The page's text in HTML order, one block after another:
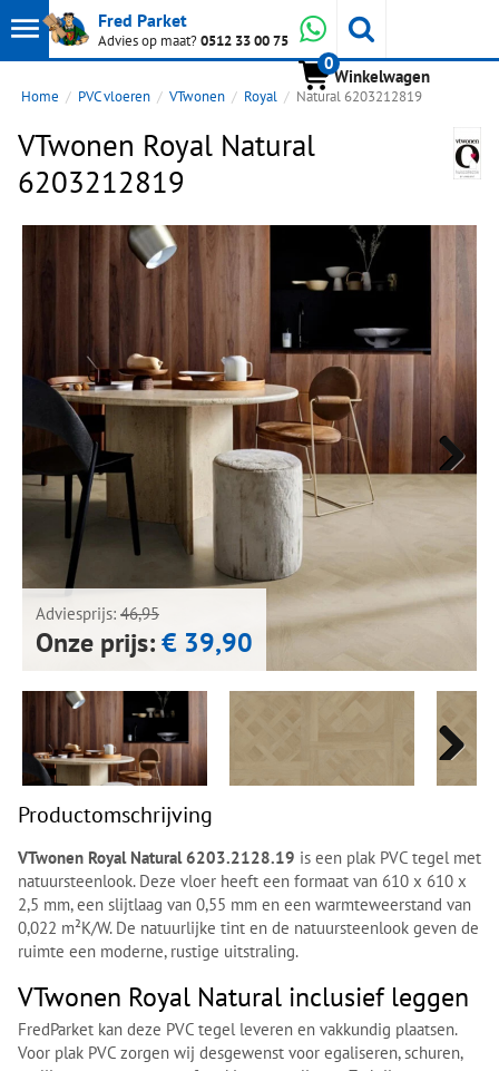
Toon
hoofdmenu
Fred Parket
Advies op maat?0512 33 00 75 Whatsapp
0
Winkelwagen
Home PVC vloeren VTwonen Royal Natural 6203212819
VTwonen Royal Natural
6203212819
Adviesprijs: 46,95
Onze prijs:€ 39,90
Next
Next
Next
Next
Productomschrijving
VTwonen Royal Natural 6203.2128.19 is een plak PVC tegel met
natuursteenlook. Deze vloer heeft een formaat van 610 x 610 x
2,5 mm, een slijtlaag van 0,55 mm en een warmteweerstand van
0,022 m²K/W. De natuurlijke tint en de natuursteenlook geven de
ruimte een moderne, rustige uitstraling.
VTwonen Royal Natural inclusief leggen
FredParket kan deze PVC tegel leveren en vakkundig plaatsen.
Voor plak PVC zorgen wij desgewenst voor egaliseren, schuren,